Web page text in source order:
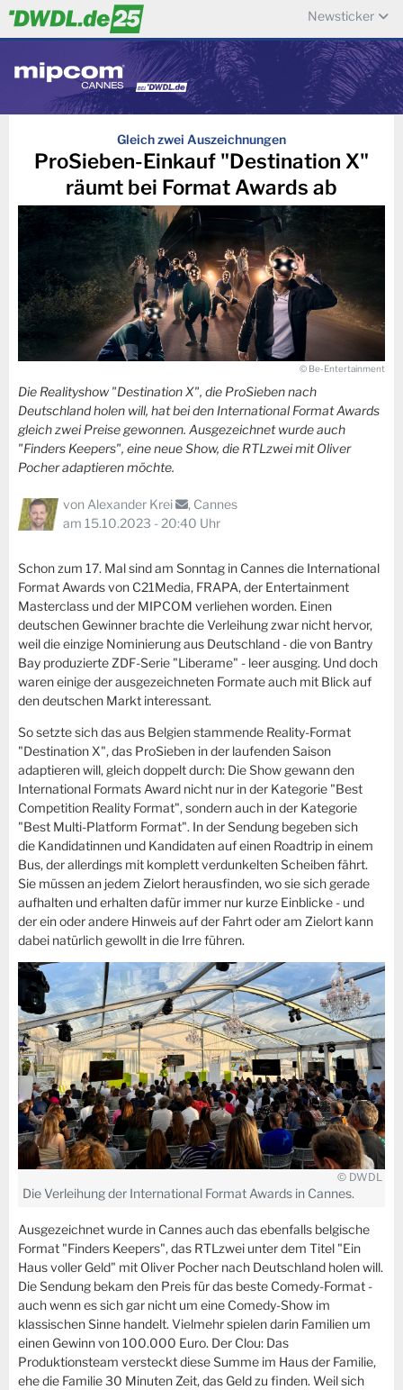
Newsticker
Gleich zwei Auszeichnungen
ProSieben-Einkauf "Destination X"
räumt bei Format Awards ab
© Be-Entertainment
Die Realityshow "Destination X", die ProSieben nach
Deutschland holen will, hat bei den International Format Awards
gleich zwei Preise gewonnen. Ausgezeichnet wurde auch
"Finders Keepers", eine neue Show, die RTLzwei mit Oliver
Pocher adaptieren möchte.
vonAlexander Krei
, Cannes
am 15.10.2023 - 20:40 Uhr
Schon zum 17. Mal sind am Sonntag in Cannes die International
Format Awards von C21Media, FRAPA, der Entertainment
Masterclass und der MIPCOM verliehen worden. Einen
deutschen Gewinner brachte die Verleihung zwar nicht hervor,
weil die einzige Nominierung aus Deutschland - die von Bantry
Bay produzierte ZDF-Serie "Liberame" - leer ausging. Und doch
waren einige der ausgezeichneten Formate auch mit Blick auf
den deutschen Markt interessant.
So setzte sich das aus Belgien stammende Reality-Format
"Destination X", das ProSieben in der laufenden Saison
adaptieren will, gleich doppelt durch: Die Show gewann den
International Formats Award nicht nur in der Kategorie "Best
Competition Reality Format", sondern auch in der Kategorie
"Best Multi-Platform Format". In der Sendung begeben sich
die Kandidatinnen und Kandidaten auf einen Roadtrip in einem
Bus, der allerdings mit komplett verdunkelten Scheiben fährt.
Sie müssen an jedem Zielort herausfinden, wo sie sich gerade
aufhalten und erhalten dafür immer nur kurze Einblicke - und
der ein oder andere Hinweis auf der Fahrt oder am Zielort kann
dabei natürlich gewollt in die Irre führen.
© DWDL
Die Verleihung der International Format Awards in Cannes.
Ausgezeichnet wurde in Cannes auch das ebenfalls belgische
Format "Finders Keepers", das RTLzwei unter dem Titel "Ein
Haus voller Geld" mit Oliver Pocher nach Deutschland holen will.
Die Sendung bekam den Preis für das beste Comedy-Format -
auch wenn es sich gar nicht um eine Comedy-Show im
klassischen Sinne handelt. Vielmehr spielen darin Familien um
einen Gewinn von 100.000 Euro. Der Clou: Das
Produktionsteam versteckt diese Summe im Haus der Familie,
ehe die Familie 30 Minuten Zeit, das Geld zu finden. Weil sich